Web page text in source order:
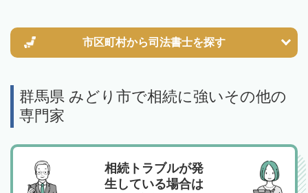
市区町村から司法書士を探す
群馬県 みどり市で相続に強いその他の
専門家
相続トラブルが発
生している場合は